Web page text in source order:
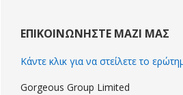
Sidebar
ΕΠΙΚΟΙΝΩΝΉΣΤΕ ΜΑΖΊ ΜΑΣ
Κάντε κλικ για να στείλετε το
Gorgeous Group Limited